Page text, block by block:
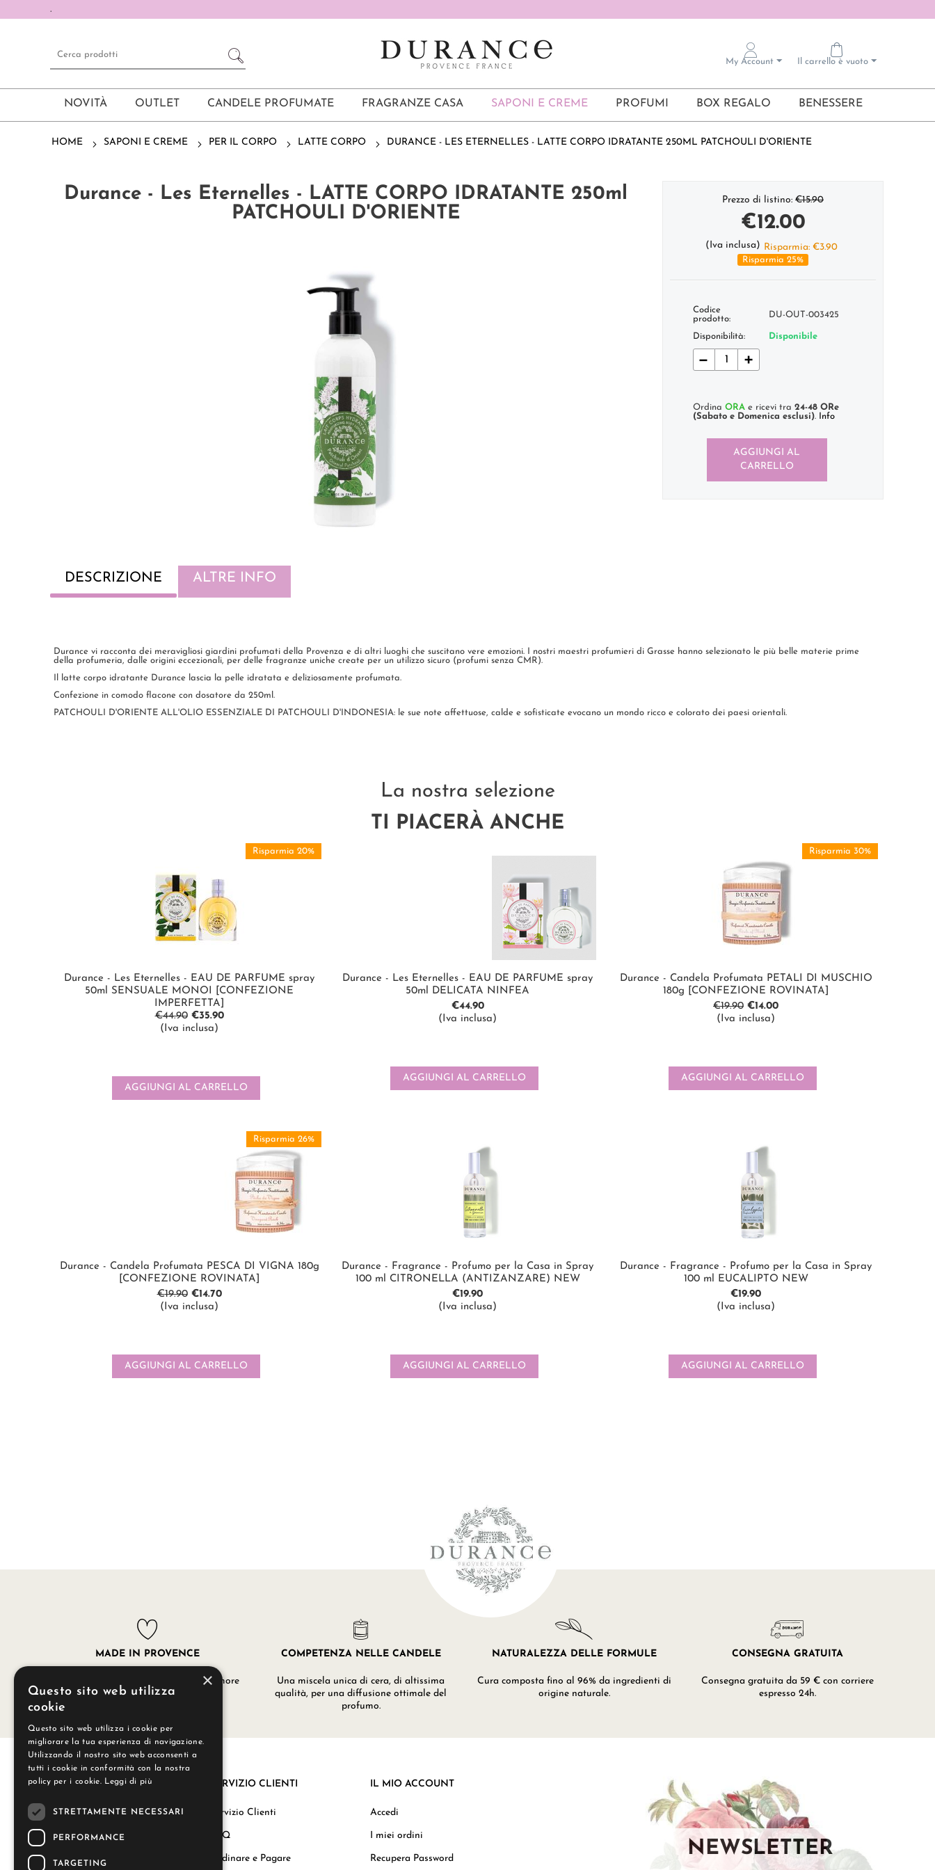
.
Il carrello è vuoto
My Account
NOVITÀ OUTLET CANDELE PROFUMATE FRAGRANZE CASA SAPONI E CREME PROFUMI BOX REGALO BENESSERE
HOME SAPONI E CREME PER IL CORPO LATTE CORPO DURANCE - LES ETERNELLES - LATTE CORPO IDRATANTE 250ML PATCHOULI D'ORIENTE
Durance - Les Eternelles - LATTE CORPO IDRATANTE 250ml
PATCHOULI D'ORIENTE
Prezzo di listino: €15.90
€12.00
(Iva inclusa) Risparmia: €3.90
Risparmia 25%
Codice
prodotto:
DU-OUT-003425
Disponibilità: Disponibile
+
−
Ordina ORA e ricevi tra 24-48 ORe
(Sabato e Domenica esclusi). Info
AGGIUNGI AL
CARRELLO
DESCRIZIONE ALTRE INFO
Durance vi racconta dei meravigliosi giardini profumati della Provenza e di altri luoghi che suscitano vere emozioni. I nostri maestri profumieri di Grasse hanno selezionato le più belle materie prime
della profumeria, dalle origini eccezionali, per delle fragranze uniche create per un utilizzo sicuro (profumi senza CMR).
Il latte corpo idratante Durance lascia la pelle idratata e deliziosamente profumata.
Confezione in comodo flacone con dosatore da 250ml.
PATCHOULI D'ORIENTE ALL'OLIO ESSENZIALE DI PATCHOULI D'INDONESIA: le sue note affettuose, calde e sofisticate evocano un mondo ricco e colorato dei paesi orientali.
La nostra selezione
TI PIACERÀ ANCHE
Risparmia 20%
Durance - Les Eternelles - EAU DE PARFUME spray
50ml SENSUALE MONOI [CONFEZIONE
IMPERFETTA]
€44.90 €35.90
(Iva inclusa)
AGGIUNGI AL CARRELLO
Durance - Les Eternelles - EAU DE PARFUME spray
50ml DELICATA NINFEA
€44.90
(Iva inclusa)
AGGIUNGI AL CARRELLO
Risparmia 30%
Durance - Candela Profumata PETALI DI MUSCHIO
180g [CONFEZIONE ROVINATA]
€19.90 €14.00
(Iva inclusa)
AGGIUNGI AL CARRELLO
Risparmia 26%
Durance - Candela Profumata PESCA DI VIGNA 180g
[CONFEZIONE ROVINATA]
€19.90 €14.70
(Iva inclusa)
AGGIUNGI AL CARRELLO
Durance - Fragrance - Profumo per la Casa in Spray
100 ml CITRONELLA (ANTIZANZARE) NEW
€19.90
(Iva inclusa)
AGGIUNGI AL CARRELLO
Durance - Fragrance - Profumo per la Casa in Spray
100 ml EUCALIPTO NEW
€19.90
(Iva inclusa)
AGGIUNGI AL CARRELLO
MADE IN PROVENCE
I nostri prodotti sono realizzati con amore
nei nostri laboratori a Grignan.
COMPETENZA NELLE CANDELE
Una miscela unica di cera, di altissima
qualità, per una diffusione ottimale del
profumo.
NATURALEZZA DELLE FORMULE
Cura composta fino al 96% da ingredienti di
origine naturale.
CONSEGNA GRATUITA
Consegna gratuita da 59 € con corriere
espresso 24h.
La nostra storia
Regali aziendali
SERVIZIO CLIENTI
Servizio Clienti
FAQ
Ordinare e Pagare
IL MIO ACCOUNT
Accedi
I miei ordini
Recupera Password NEWSLETTER
×
Questo sito web utilizza
cookie
Questo sito web utilizza i cookie per
migliorare la tua esperienza di navigazione.
Utilizzando il nostro sito web acconsenti a
tutti i cookie in conformità con la nostra
policy per i cookie. Leggi di più
STRETTAMENTE NECESSARI
PERFORMANCE
TARGETING